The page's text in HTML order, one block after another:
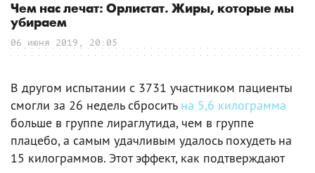
Чем нас лечат: Орлистат. Жиры, которые мы
убираем
06 июня 2019, 20:05
В другом испытании с 3731 участником пациенты
смогли за 26 недель сбросить на 5,6 килограмма
больше в группе лираглутида, чем в группе
плацебо, а самым удачливым удалось похудеть на
15 килограммов. Этот эффект, как подтверждают